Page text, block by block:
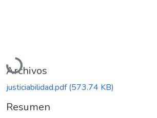
Cargando...
Archivos
justiciabilidad.pdf(573.74 KB)
Resumen